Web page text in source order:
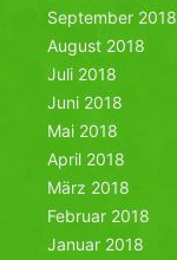
September 2018
August 2018
Juli 2018
Juni 2018
Mai 2018
April 2018
März 2018
Februar 2018
Januar 2018